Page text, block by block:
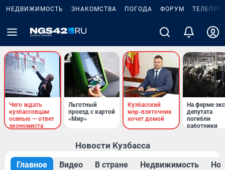
НЕДВИЖИМОСТЬ ЗНАКОМСТВА ПОГОДА ФОРУМ
Чего ждать
кузбассовцам
осенью — ответ
экономиста
Льготный
проезд с картой
«Мир»
Кузбасский
мэр-взяточник
хочет домой
На ферме
депутата
погибли
работники
Новости Кузбасса
Главное Видео В стране Недвижимость